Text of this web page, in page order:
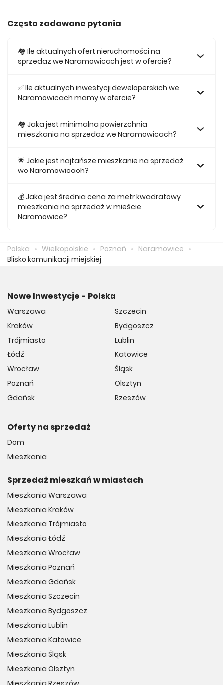
Często zadawane pytania
🏘️ Ile aktualnych ofert nieruchomości na
sprzedaż we Naramowicach jest w ofercie?
we Naramowicach.
✅ Ile aktualnych inwestycji deweloperskich we
Naramowicach mamy w ofercie?
we Naramowicach.
🏘 Jaka jest minimalna powierzchnia
mieszkania na sprzedaż we Naramowicach?
Naramowicach jest 27,8.
🌟 Jakie jest najtańsze mieszkanie na sprzedaż
we Naramowicach?
naszej ofercie kosztuje 333 322 zł.
💰 Jaka jest średnia cena za metr kwadratowy
mieszkania na sprzedaż w mieście
Naramowice?
Polska Wielkopolskie Poznań
Naramowice
Blisko komunikacji miejskiej
Nowe Inwestycje - Polska
Warszawa
Kraków
Trójmiasto
Łódź
Wrocław
Poznań
Gdańsk
Szczecin
Bydgoszcz
Lublin
Katowice
Śląsk
Olsztyn
Rzeszów
Oferty na sprzedaż
Dom
Mieszkania
Sprzedaż mieszkań w miastach
Mieszkania Warszawa
Mieszkania Kraków
Mieszkania Trójmiasto
Mieszkania Łódź
Mieszkania Wrocław
Mieszkania Poznań
Mieszkania Gdańsk
Mieszkania Szczecin
Mieszkania Bydgoszcz
Mieszkania Lublin
Mieszkania Katowice
Mieszkania Śląsk
Mieszkania Olsztyn
Mieszkania Rzeszów